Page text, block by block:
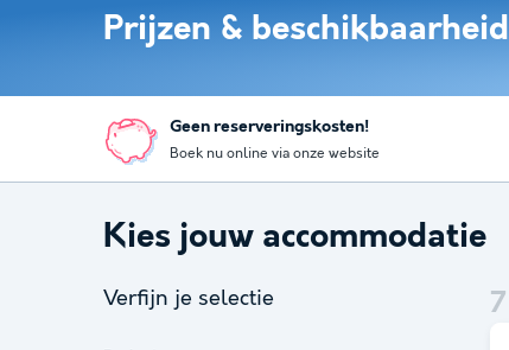
Prijzen & beschikbaarheid
Geen reserveringskosten!
Boek nu online via onze website
Kies jouw accommodatie
Verfijn je selectie 7